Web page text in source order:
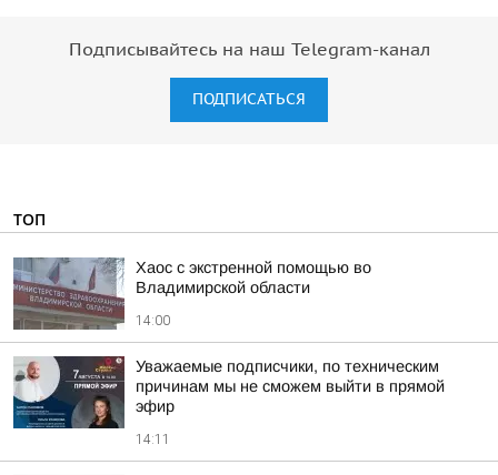
Подписывайтесь на наш Telegram-канал
ПОДПИСАТЬСЯ
ТОП
Хаос с экстренной помощью во
Владимирской области
14:00
Уважаемые подписчики, по техническим
причинам мы не сможем выйти в прямой
эфир
14:11